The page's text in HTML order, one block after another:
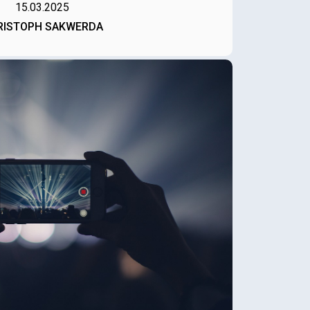
15.03.2025
SAKWERDA